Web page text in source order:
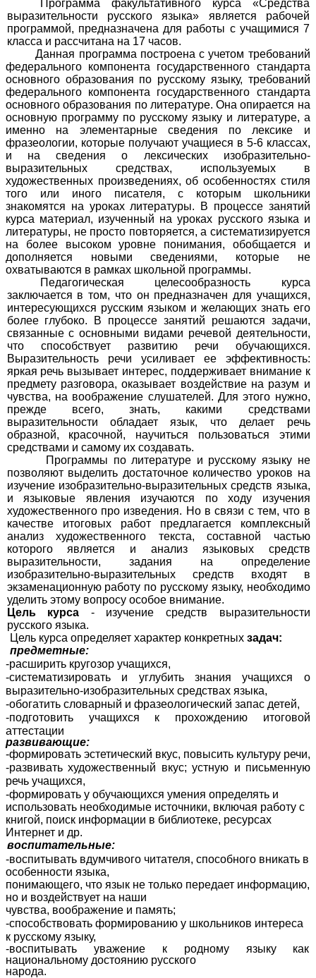
Программа факультативного курса «Средства
выразительности русского языка» является рабочей
программой, предназначена для работы с учащимися 7
класса и рассчитана на 17 часов.
Данная программа построена с учетом требований
федерального компонента государственного стандарта
основного образования по русскому языку, требований
федерального компонента государственного стандарта
основного образования по литературе. Она опирается на
основную программу по русскому языку и литературе, а
именно на элементарные сведения по лексике и
фразеологии, которые получают учащиеся в 5-6 классах,
и на сведения о лексических изобразительно-
выразительных средствах, используемых в
художественных произведениях, об особенностях стиля
того или иного писателя, с которым школьники
знакомятся на уроках литературы. В процессе занятий
курса материал, изученный на уроках русского языка и
литературы, не просто повторяется, а систематизируется
на более высоком уровне понимания, обобщается и
дополняется новыми сведениями, которые не
охватываются в рамках школьной программы.
Педагогическая целесообразность курса
заключается в том, что он предназначен для учащихся,
интересующихся русским языком и желающих знать его
более глубоко. В процессе занятий решаются задачи,
связанные с основными видами речевой деятельности,
что способствует развитию речи обучающихся.
Выразительность речи усиливает ее эффективность:
яркая речь вызывает интерес, поддерживает внимание к
предмету разговора, оказывает воздействие на разум и
чувства, на воображение слушателей. Для этого нужно,
прежде всего, знать, какими средствами
выразительности обладает язык, что делает речь
образной, красочной, научиться пользоваться этими
средствами и самому их создавать.
Программы по литературе и русскому языку не
позволяют выделить достаточное количество уроков на
изучение изобразительно-выразительных средств языка,
и языковые явления изучаются по ходу изучения
художественного про изведения. Но в связи с тем, что в
качестве итоговых работ предлагается комплексный
анализ художественного текста, составной частью
которого является и анализ языковых средств
выразительности, задания на определение
изобразительно-выразительных средств входят в
экзаменационную работу по русскому языку, необходимо
уделить этому вопросу особое внимание.
Цель курса - изучение средств выразительности
русского языка.
Цель курса определяет характер конкретных задач:
предметные:
-расширить кругозор учащихся,
-систематизировать и углубить знания учащихся о
выразительно-изобразительных средствах языка,
-обогатить словарный и фразеологический запас детей,
-подготовить учащихся к прохождению итоговой
аттестации
развивающие:
-формировать эстетический вкус, повысить культуру речи,
-развивать художественный вкус; устную и письменную
речь учащихся,
-формировать у обучающихся умения определять и
использовать необходимые источники, включая работу с
книгой, поиск информации в библиотеке, ресурсах
Интернет и др.
воспитательные:
-воспитывать вдумчивого читателя, способного вникать в
особенности языка,
понимающего, что язык не только передает информацию,
но и воздействует на наши
чувства, воображение и память;
-способствовать формированию у школьников интереса
к русскому языку,
-воспитывать уважение к родному языку как
национальному достоянию русского
народа.